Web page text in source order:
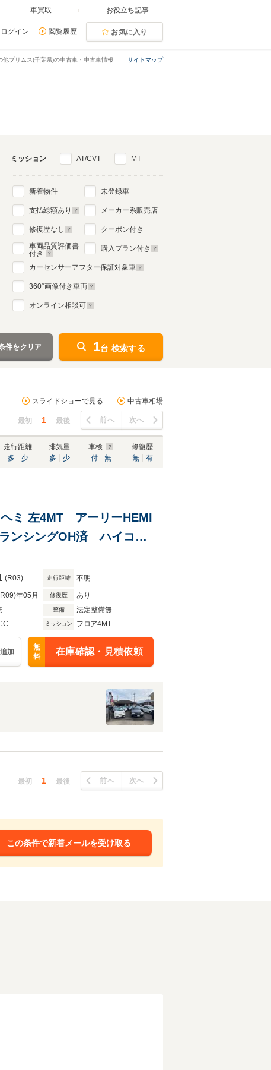
車買取 お役立ち記事
ログイン 閲覧履歴 お気に入り
サイトマップ
他プリムス(千葉県)の中古車・中古車情報
ミッション AT/CVT MT
新着物件
支払総額あり
修復歴なし
車両品質評価書
付き
未登録車
メーカー系販売店
クーポン付き
購入プラン付き
カーセンサーアフター保証対象車
360°画像付き車両
オンライン相談可
件をクリア 1台 検索する
スライドショーで見る 中古車相場
最初 1 最後 前へ 次へ
走行距離
多
少
排気量
多
少
車検
付
無
修復歴
無
有
ミ 左4MT アーリーHEMI
ンシングOH済 ハイコン
(R03) 走行距離 不明
年05月 修復歴 あり
整備 法定整備無
ミッション フロア4MT
加
無
料
在庫確認・見積依頼
最初 1 最後 前へ 次へ
この条件で新着メールを受け取る